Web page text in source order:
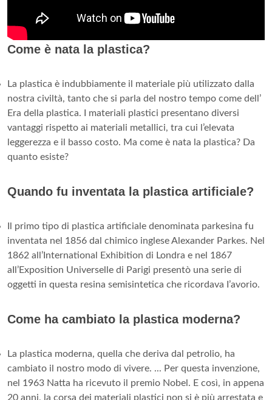
Come è nata la plastica?
La plastica è indubbiamente il materiale più utilizzato dalla
nostra civiltà, tanto che si parla del nostro tempo come dell’
Era della plastica. I materiali plastici presentano diversi
vantaggi rispetto ai materiali metallici, tra cui l’elevata
leggerezza e il basso costo. Ma come è nata la plastica? Da
quanto esiste?
Quando fu inventata la plastica artificiale?
Il primo tipo di plastica artificiale denominata parkesina fu
inventata nel 1856 dal chimico inglese Alexander Parkes. Nel
1862 all’International Exhibition di Londra e nel 1867
aIl’Exposition Universelle di Parigi presentò una serie di
oggetti in questa resina semisintetica che ricordava I’avorio.
Come ha cambiato la plastica moderna?
La plastica moderna, quella che deriva dal petrolio, ha
cambiato il nostro modo di vivere. ... Per questa invenzione,
nel 1963 Natta ha ricevuto il premio Nobel. E così, in appena
20 anni, la corsa dei materiali plastici non si è più arrestata e